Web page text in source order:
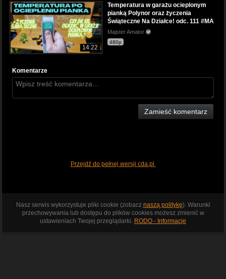
14:22
Temperatura w garażu ocieplonym
pianką Polynor oraz życzenia
Świąteczne Na Działce! odc. 111 #MA
Majster Amator
480p
Komentarze
Zamieść komentarz
Przejdź do pełnej wersji cda.pl
Nasz serwis wykorzystuje pliki cookie (zobacz naszą politykę). Warunki
przechowywania lub dostępu do plików cookies możesz zmienić w
ustawieniach Twojej przeglądarki. RODO - Informacje